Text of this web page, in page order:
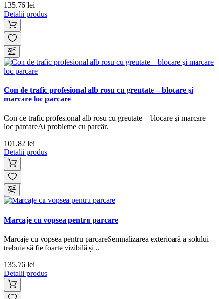
135.76 lei
Detalii produs
Con de trafic profesional alb rosu cu greutate – blocare şi
marcare loc parcare
Con de trafic profesional alb rosu cu greutate – blocare şi marcare
loc parcareAi probleme cu parcăr..
101.82 lei
Detalii produs
Marcaje cu vopsea pentru parcare
Marcaje cu vopsea pentru parcareSemnalizarea exterioară a solului
trebuie să fie foarte vizibilă și ..
135.76 lei
Detalii produs